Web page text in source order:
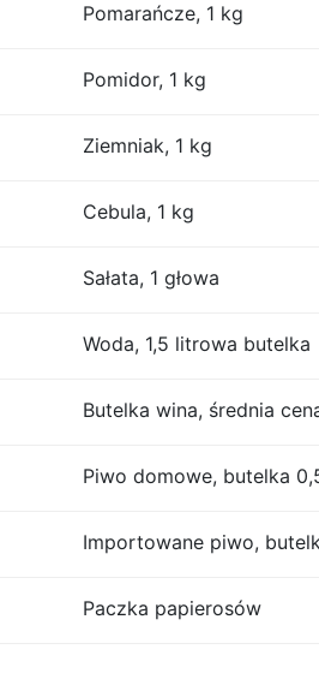
Pomarańcze, 1 kg
Pomidor, 1 kg
Ziemniak, 1 kg
Cebula, 1 kg
Sałata, 1 głowa
Woda, 1,5 litrowa butelka
Butelka wina, średnia
Piwo domowe, butelka
Importowane piwo,
Paczka papierosów